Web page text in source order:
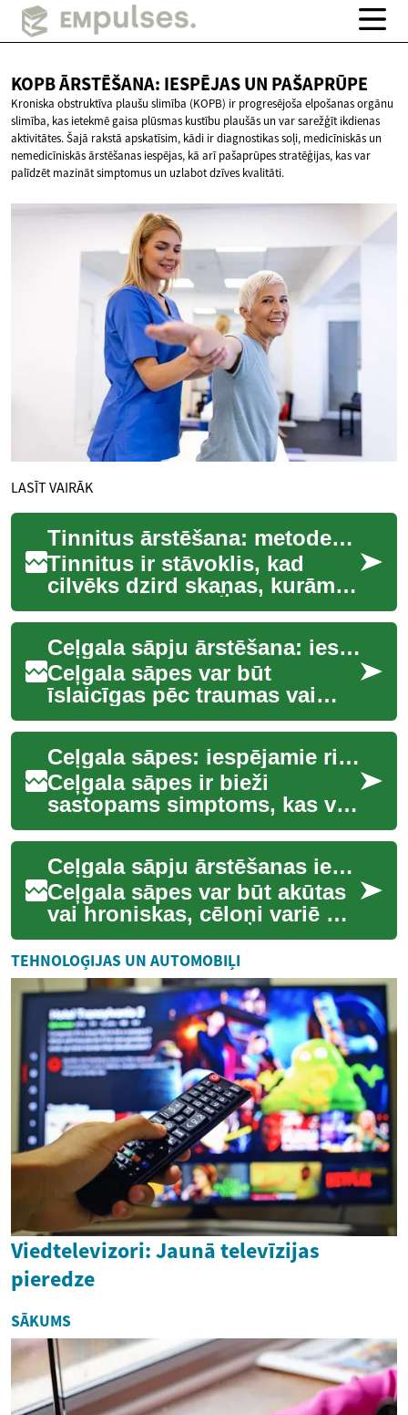
KOPB ĀRSTĒŠANA: IESPĒJASUN PAŠAPRŪPE
Kroniska obstruktīva plaušu slimība (KOPB) ir progresējoša elpošanas orgānu
slimība, kas ietekmē gaisa plūsmas kustību plaušās un var sarežģīt ikdienas
aktivitātes. Šajā rakstā apskatīsim, kādi ir diagnostikas soļi, medicīniskās un
nemedicīniskās ārstēšanas iespējas, kā arī pašaprūpes stratēģijas, kas var
palīdzēt mazināt simptomus un uzlabot dzīves kvalitāti.
LASĪT VAIRĀK
Tinnitus ārstēšana: metodes, iespējas un efektivitāte
Tinnitus ir stāvoklis, kad
cilvēks dzird skaņas, kurām
nav ārēja avota. Šīs skaņas
var būt zvanīšana, dūkoņa,
šņākšan...
Ceļgala sāpju ārstēšana: iespējas un metodes
Ceļgala sāpes var būt
īslaicīgas pēc traumas vai
pakāpeniskas, kas saistītas ar
nolietošanos un iekaisumu.
Simptomi v...
Ceļgala sāpes: iespējamie risinājumi un ārstēšanas iespējas
Ceļgala sāpes ir bieži
sastopams simptoms, kas var
ietekmēt ikdienas kustības,
darba spējas un dzīves
kvalitāti. Sāpe...
Ceļgala sāpju ārstēšanas iespējas un risinājumi
Ceļgala sāpes var būt akūtas
vai hroniskas, cēloņi variē no
traumas un locītavu nodiluma
līdz iekaisumiem un
biomehān...
TEHNOLOĢIJAS UN AUTOMOBIĻI
Viedtelevizori: Jaunā televīzijas
pieredze
SĀKUMS